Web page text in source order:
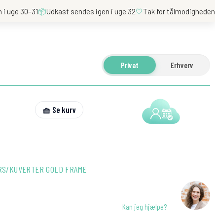
uge 30–31📦Udkast sendes igen i uge 32🤍Tak for tålmodigheden
Privat Erhverv
🧺 Se kurv
KUVERTER GOLD FRAME
Kan jeg hjælpe?